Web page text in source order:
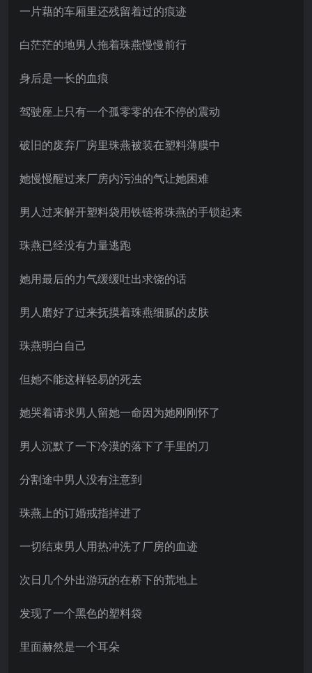
一片藉的车厢里还残留着过的痕迹
白茫茫的地男人拖着珠燕慢慢前行
身后是一长的血痕
驾驶座上只有一个孤零零的在不停的震动
破旧的废弃厂房里珠燕被装在塑料薄膜中
她慢慢醒过来厂房内污浊的气让她困难
男人过来解开塑料袋用铁链将珠燕的手锁起来
珠燕已经没有力量逃跑
她用最后的力气缓缓吐出求饶的话
男人磨好了过来抚摸着珠燕细腻的皮肤
珠燕明白自己
但她不能这样轻易的死去
她哭着请求男人留她一命因为她刚刚怀了
男人沉默了一下冷漠的落下了手里的刀
分割途中男人没有注意到
珠燕上的订婚戒指掉进了
一切结束男人用热冲洗了厂房的血迹
次日几个外出游玩的在桥下的荒地上
发现了一个黑色的塑料袋
里面赫然是一个耳朵